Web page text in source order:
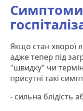
Якщо стан хворої
адже тепер під
"швидку" чи
присутні такі
- сильна блідість